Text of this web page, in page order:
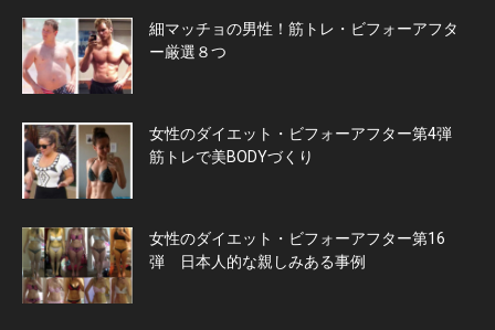
細マッチョの男性！筋トレ・ビフォーアフタ
ー厳選８つ
女性のダイエット・ビフォーアフター第4弾
筋トレで美BODYづくり
女性のダイエット・ビフォーアフター第16
弾 日本人的な親しみある事例